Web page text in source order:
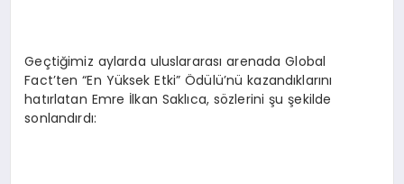
Geçtiğimiz aylarda uluslararası arenada Global
Fact’ten “En Yüksek Etki” Ödülü’nü kazandıklarını
hatırlatan Emre İlkan Saklıca, sözlerini şu şekilde
sonlandırdı: